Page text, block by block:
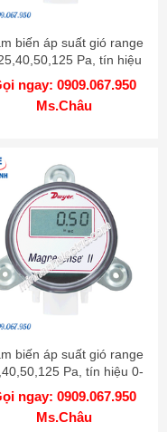
biến áp suất gió range
Pa, tín hiệu
hoặc 4-20mA - Model
MS2-W111
ngay: 0909.067.950
Ms.Châu
biến áp suất gió range
Pa, tín hiệu 0-
hoặc 4-20mA - Model
MS2-W101
ngay: 0909.067.950
Ms.Châu